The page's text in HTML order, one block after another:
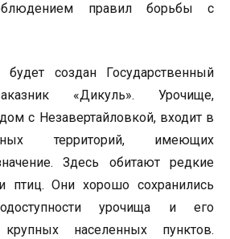
правил борьбы с
создан Государственный
«Дикуль». Урочище,
с Незавертайловкой, входит в
территорий, имеющих
Здесь обитают редкие
Они хорошо сохранились
урочища и его
населенных пунктов.